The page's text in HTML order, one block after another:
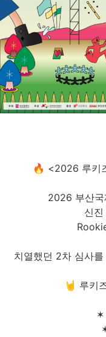
🔥 <2026 루키
2026 부산국
신
치열했던 2차 심사
🤘 루키
✶